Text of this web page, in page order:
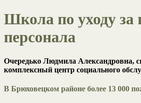
Школа по уходу за
персонала
Очередько Людмила Александровна,
комплексный центр социального
В Брюховецком районе более 13 000